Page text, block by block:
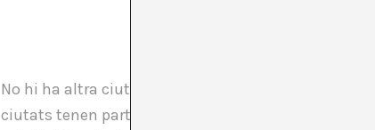
No hi ha altra ciutat que hagi convertit el seu
ciutats tenen parts, punts a destacar, moments;